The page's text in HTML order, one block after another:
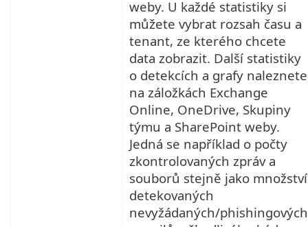
weby. U každé statistiky si
můžete vybrat rozsah času a
tenant, ze kterého chcete
data zobrazit. Další statistiky
o detekcích a grafy naleznete
na záložkách Exchange
Online, OneDrive, Skupiny
týmu a SharePoint weby.
Jedná se například o počty
zkontrolovaných zpráv a
souborů stejně jako množství
detekovaných
nevyžádaných/phishingových